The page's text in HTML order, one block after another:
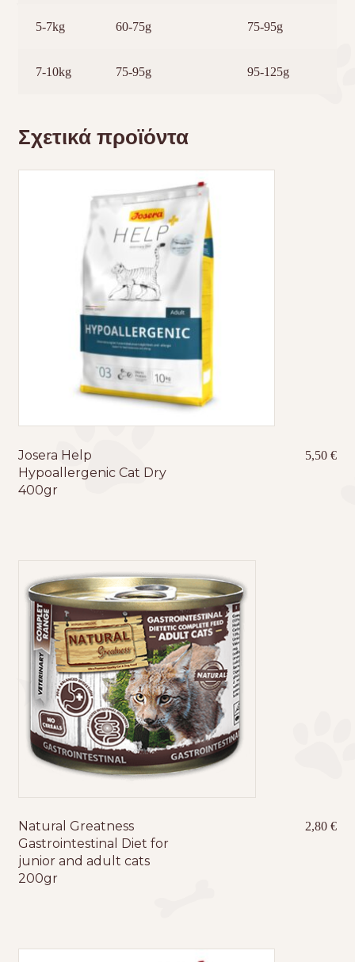
5-7kg 60-75g 75-95g
7-10kg 75-95g 95-125g
Σχετικά προϊόντα
Josera Help
Hypoallergenic Cat Dry
400gr
5,50€
Natural Greatness
Gastrointestinal Diet for
junior and adult cats
200gr
2,80€